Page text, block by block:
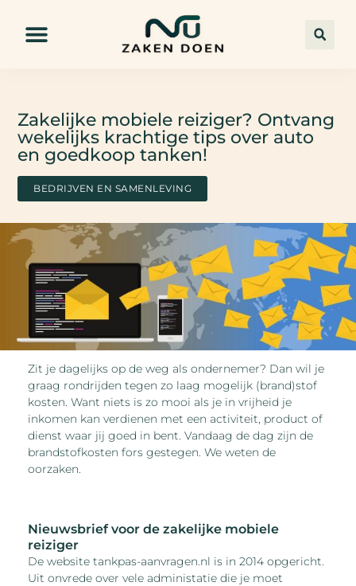
Zakelijke mobiele reiziger? Ontvang
wekelijks krachtige tips over auto
en goedkoop tanken!
BEDRIJVEN EN SAMENLEVING
Zit je dagelijks op de weg als ondernemer? Dan wil je
graag rondrijden tegen zo laag mogelijk (brand)stof
kosten. Want niets is zo mooi als je in vrijheid je
inkomen kan verdienen met een activiteit, product of
dienst waar jij goed in bent. Vandaag de dag zijn de
brandstofkosten fors gestegen. We weten de
oorzaken.
Nieuwsbrief voor de zakelijke mobiele
reiziger
De website tankpas-aanvragen.nl is in 2014 opgericht.
Uit onvrede over vele administatie die je moet